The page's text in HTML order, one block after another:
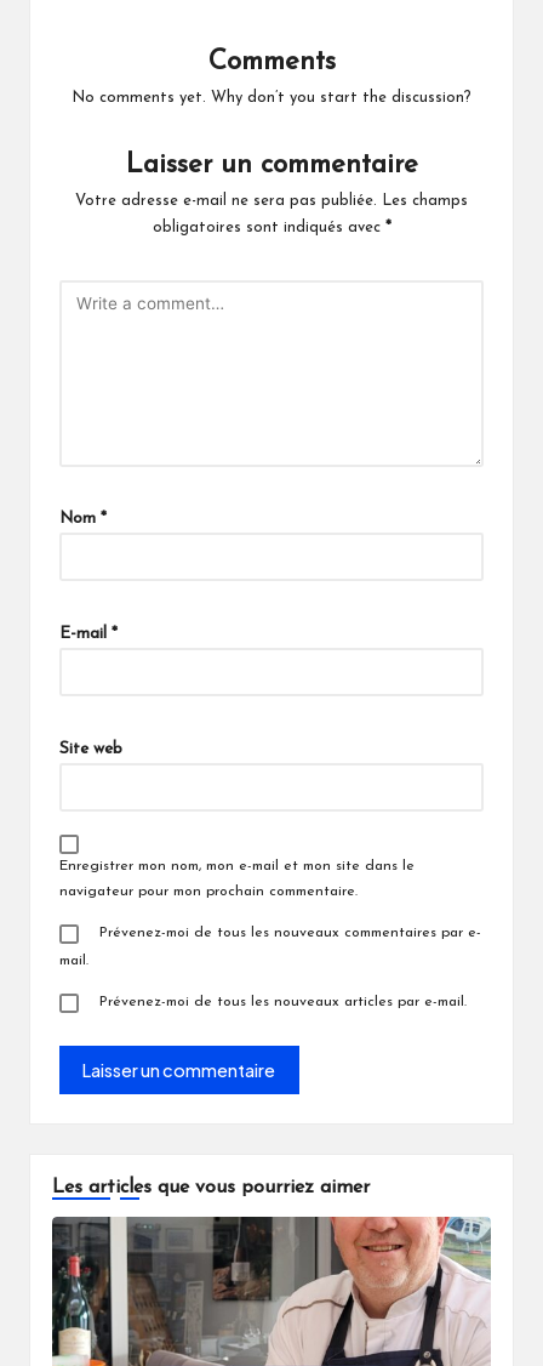
Comments
No comments yet. Why don’t you start the discussion?
Laisser un commentaire
Votre adresse e-mail ne sera pas publiée.
Les champs
obligatoires sont indiqués avec *
Nom *
E-mail *
Site web
Enregistrer mon nom, mon e-mail et mon site dans le
navigateur pour mon prochain commentaire.
Prévenez-moi de tous les nouveaux commentaires par e-
mail.
Prévenez-moi de tous les nouveaux articles par e-mail.
Les articles que vous pourriez aimer